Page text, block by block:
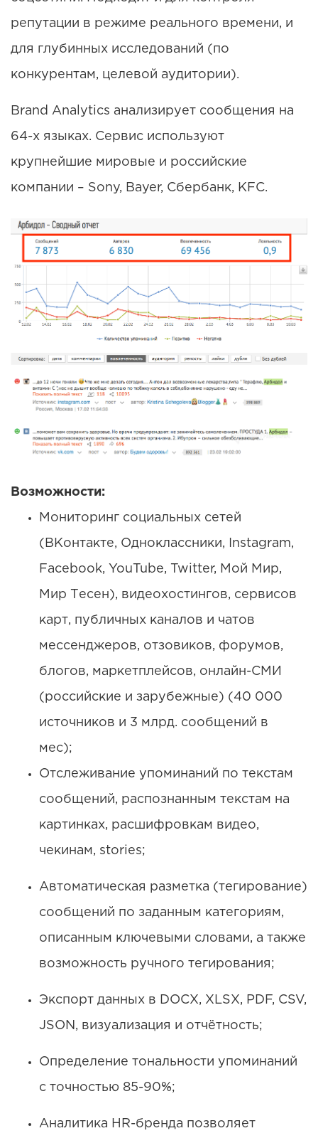
репутации в режиме реального времени, и
для глубинных исследований (по
конкурентам, целевой аудитории).
Brand Analytics анализирует сообщения на
64-х языках. Сервис используют
крупнейшие мировые и российские
компании – Sony, Bayer, Сбербанк, KFC.
Возможности:
Мониторинг социальных сетей
(ВКонтакте, Одноклассники, Instagram,
Facebook, YouTube, Twitter, Мой Мир,
Мир Тесен), видеохостингов, сервисов
карт, публичных каналов и чатов
мессенджеров, отзовиков, форумов,
блогов, маркетплейсов, онлайн-СМИ
(российские и зарубежные) (40 000
источников и 3 млрд. сообщений в
мес);
Отслеживание упоминаний по текстам
сообщений, распознанным текстам на
картинках, расшифровкам видео,
чекинам, stories;
Автоматическая разметка (тегирование)
сообщений по заданным категориям,
описанным ключевыми словами, а также
возможность ручного тегирования;
Экспорт данных в DOCX, XLSX, PDF, CSV,
JSON, визуализация и отчётность;
Определение тональности упоминаний
с точностью 85-90%;
Аналитика HR-бренда позволяет